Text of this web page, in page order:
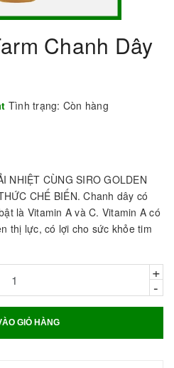
Chanh Dây
Tình trạng: Còn hàng
NHIỆT CÙNG SIRO GOLDEN
CHẾ BIẾN. Chanh dây có
là Vitamin A và C. Vitamin A có
thị lực, có lợi cho sức khỏe tim
+
-
GIỎ HÀNG